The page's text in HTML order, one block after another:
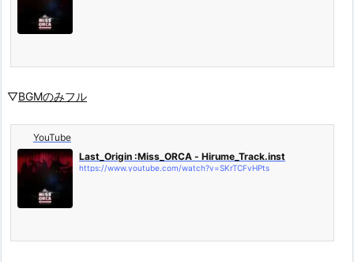
▽BGMのみフル
YouTube
Last_Origin :Miss_ORCA - Hirume_Track.inst
https://www.youtube.com/watch?v=SKrTCFvHPts